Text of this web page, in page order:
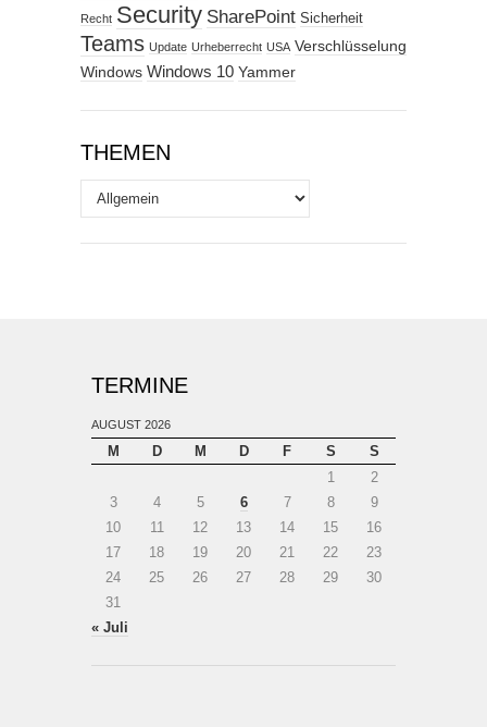
Recht Security SharePoint Sicherheit
Teams Update Urheberrecht USA Verschlüsselung
Windows Windows 10 Yammer
THEMEN
Themen
TERMINE
AUGUST 2026
M D M D F S
S
1
2
3
4 5 6 7 8
9
10
11 12 13 14 15
16
17
18 19 20 21 22
23
24
25 26 27 28 29
30
31
« Juli